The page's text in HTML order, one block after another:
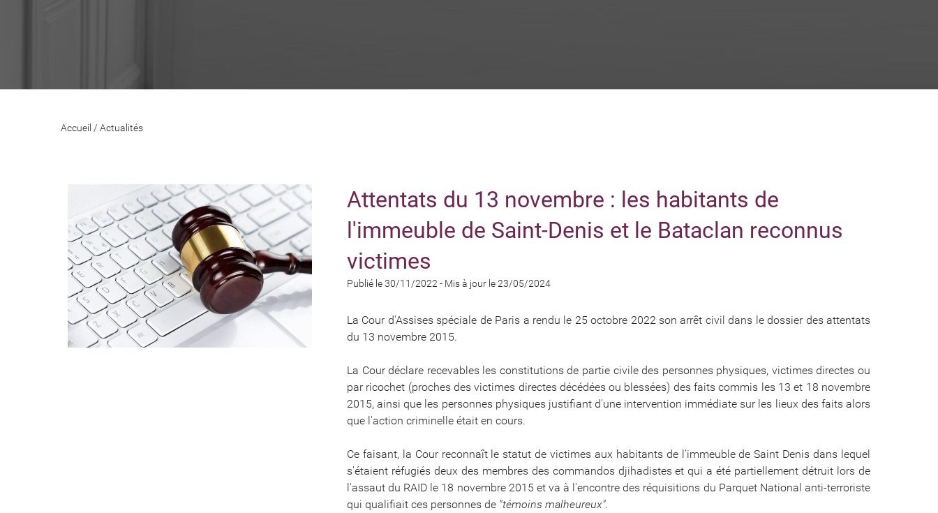
Accueil / Actualités
Attentats du 13 novembre : les habitants de
l'immeuble de Saint-Denis et le Bataclan reconnus
victimes
Publié le 30/11/2022- Mis à jour le 23/05/2024
La Cour d'Assises spéciale de Paris a rendu le 25 octobre 2022 son arrêt civil dans le dossier des attentats
du 13 novembre 2015.
La Cour déclare recevables les constitutions de partie civile des personnes physiques, victimes directes ou
par ricochet (proches des victimes directes décédées ou blessées) des faits commis les 13 et 18 novembre
2015, ainsi que les personnes physiques justifiant d'une intervention immédiate sur les lieux des faits alors
que l'action criminelle était en cours.
Ce faisant, la Cour reconnaît le statut de victimes aux habitants de l'immeuble de Saint Denis dans lequel
s'étaient réfugiés deux des membres des commandos djihadistes et qui a été partiellement détruit lors de
l'assaut du RAID le 18 novembre 2015 et va à l'encontre des réquisitions du Parquet National anti-terroriste
qui qualifiait ces personnes de "témoins malheureux".